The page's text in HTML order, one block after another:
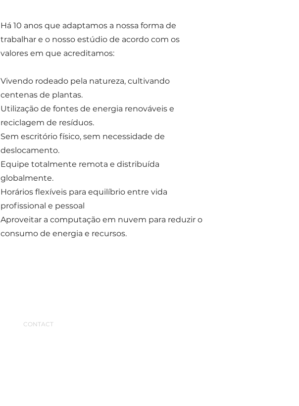
Há 10 anos que adaptamos a nossa forma de
trabalhar e o nosso estúdio de acordo com os
valores em que acreditamos:
Vivendo rodeado pela natureza, cultivando
centenas de plantas.
Utilização de fontes de energia renováveis e
reciclagem de resíduos.
Sem escritório físico, sem necessidade de
deslocamento.
Equipe totalmente remota e distribuída
globalmente.
Horários flexíveis para equilíbrio entre vida
profissional e pessoal
Aproveitar a computação em nuvem para reduzir o
consumo de energia e recursos.
CONTACT